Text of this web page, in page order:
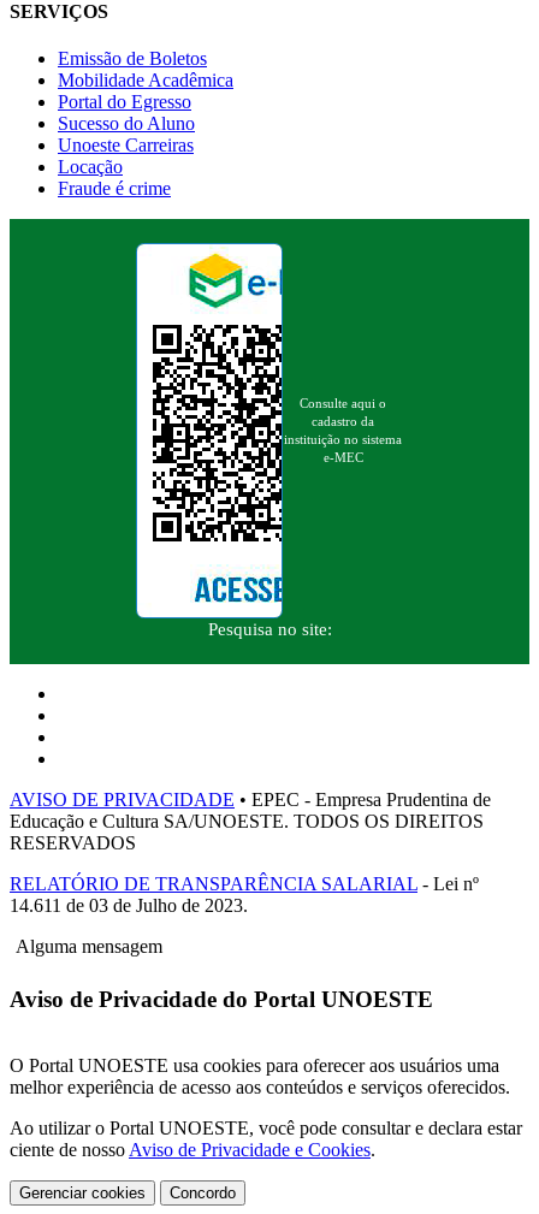
SERVIÇOS
Emissão de Boletos
Mobilidade Acadêmica
Portal do Egresso
Sucesso do Aluno
Unoeste Carreiras
Locação
Fraude é crime
Consulte aqui o
cadastro da
instituição no sistema
e-MEC
Pesquisa no site:
AVISO DE PRIVACIDADE • EPEC - Empresa Prudentina de
Educação e Cultura SA/UNOESTE. TODOS OS DIREITOS
RESERVADOS
RELATÓRIO DE TRANSPARÊNCIA SALARIAL - Lei nº
14.611 de 03 de Julho de 2023.
Alguma mensagem
Aviso de Privacidade do Portal UNOESTE
O Portal UNOESTE usa cookies para oferecer aos usuários uma
melhor experiência de acesso aos conteúdos e serviços oferecidos.
Ao utilizar o Portal UNOESTE, você pode consultar e declara estar
ciente de nosso Aviso de Privacidade e Cookies.
Gerenciar cookies Concordo